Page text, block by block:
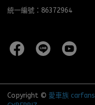
統一編號：86372964
Copyright © 愛車族 carfans